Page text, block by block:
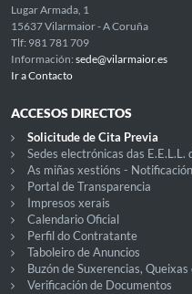
Lugar Armada, 1
15637 Vilarmaior - A Coruña
Tlf: 981 781 709
Información: sede@vilarmaior.es
Ir a Contacto
ACCESOS DIRECTOS
Solicitude de Cita Previa
Sedes electrónicas das
As miñas xestións -
Portal de Transparencia
Impresos xerais
Calendario Oficial
Perfil do Contratante
Taboleiro de Anuncios
Buzón de Suxerencias, Queixas
Verificación de Documentos